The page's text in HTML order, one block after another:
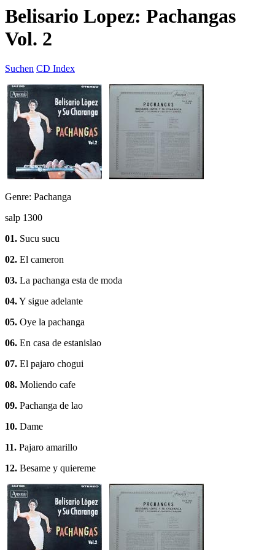
Belisario Lopez: Pachangas
Vol. 2
Suchen CD Index
Genre: Pachanga
salp 1300
01. Sucu sucu
02. El cameron
03. La pachanga esta de moda
04.Y sigue adelante
05. Oye la pachanga
06. En casa de estanislao
07. El pajaro chogui
08. Moliendo cafe
09. Pachanga de lao
10. Dame
11. Pajaro amarillo
12. Besame y quiereme